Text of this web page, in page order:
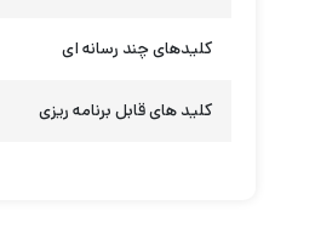
کلیدهای چند رسانه ای
کلید های قابل برنامه ریزی